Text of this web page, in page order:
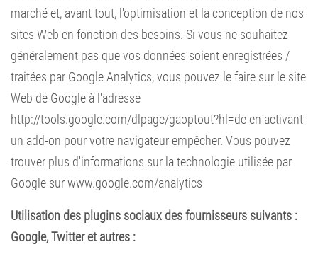
marché et, avant tout, l'optimisation et la conception de nos
sites Web en fonction des besoins. Si vous ne souhaitez
généralement pas que vos données soient enregistrées /
traitées par Google Analytics, vous pouvez le faire sur le site
Web de Google à l'adresse
http://tools.google.com/dlpage/gaoptout?hl=deen activant
un add-on pour votre navigateur empêcher. Vous pouvez
trouver plus d'informations sur la technologie utilisée par
Google surwww.google.com/analytics
Utilisation des plugins sociaux des fournisseurs suivants :
Google, Twitter et autres :